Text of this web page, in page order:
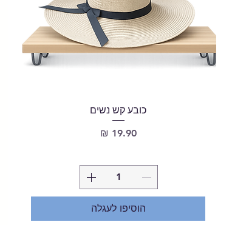
כובע קש נשים
מחיר‏19.90 ‏₪
הוסיפו לעגלה